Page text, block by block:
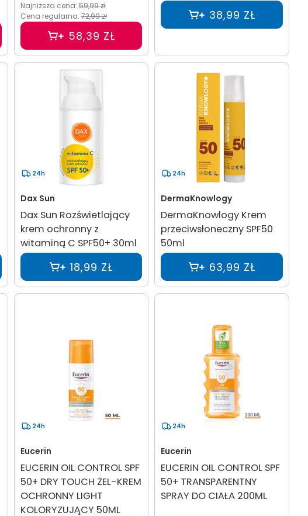
Najniższa cena:59,99 zł
Cena regularna:72,99 zł
58,39 ZŁ
38,99 ZŁ
24h
Dax Sun
Dax Sun Rozświetlający
krem ochronny z
witaminą C SPF50+ 30ml
18,99 ZŁ
24h
DermaKnowlogy
DermaKnowlogy Krem
przeciwsłoneczny SPF50
50ml
63,99 ZŁ
24h
Eucerin
EUCERIN OIL CONTROL SPF
50+ DRY TOUCH ŻEL-KREM
OCHRONNY LIGHT
KOLORYZUJĄCY 50ML
24h
Eucerin
EUCERIN OIL CONTROL SPF
50+ TRANSPARENTNY
SPRAY DO CIAŁA 200ML